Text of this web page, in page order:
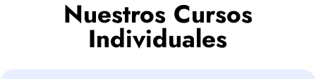
Nuestros Cursos
Individuales